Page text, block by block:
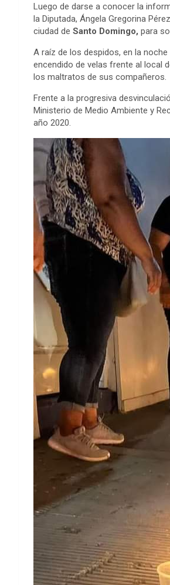
Luego de darse a conocer la
la Diputada, Ángela Gregorina
ciudad de Santo Domingo, para
A raíz de los despidos, en la
encendido de velas frente al local
los maltratos de sus compañeros.
Frente a la progresiva
Ministerio de Medio Ambiente y
año 2020.